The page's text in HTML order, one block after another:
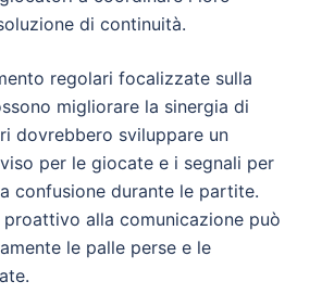
di continuità.
regolari focalizzate sulla
migliorare la sinergia di
dovrebbero sviluppare un
per le giocate e i segnali per
confusione durante le partite.
alla comunicazione può
le palle perse e le